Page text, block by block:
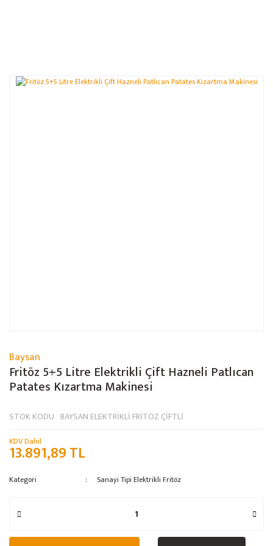
Baysan
Fritöz 5+5 Litre Elektrikli Çift Hazneli Patlıcan
Patates Kızartma Makinesi
STOK KODU BAYSAN ELEKTRİKLİ FRİTÖZ ÇİFTLİ
KDV Dahil
13.891,89 TL
Kategori Sanayi Tipi Elektrikli Fritöz